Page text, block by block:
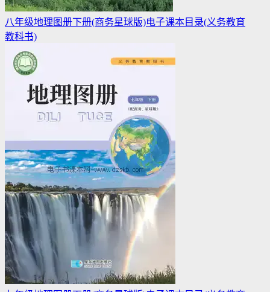
八年级地理图册下册(商务星球版)电子课本目录(义务教育
教科书)